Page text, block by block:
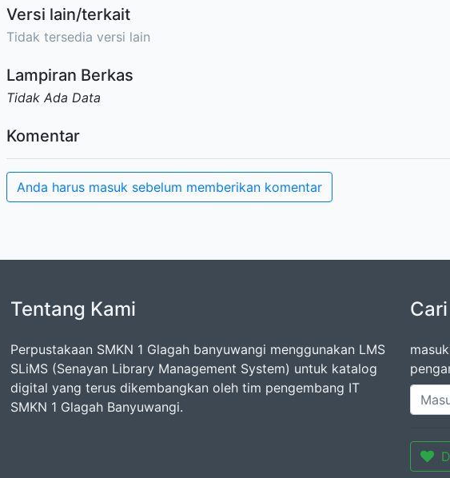
Versi lain/terkait
Tidak tersedia versi lain
Lampiran Berkas
Tidak Ada Data
Komentar
Anda harus masuk sebelum memberikan komentar
Tentang Kami
Perpustakaan SMKN 1 Glagah banyuwangi menggunakan LMS
SLiMS (Senayan Library Management System) untuk katalog
digital yang terus dikembangkan oleh tim pengembang IT
SMKN 1 Glagah Banyuwangi.
Cari